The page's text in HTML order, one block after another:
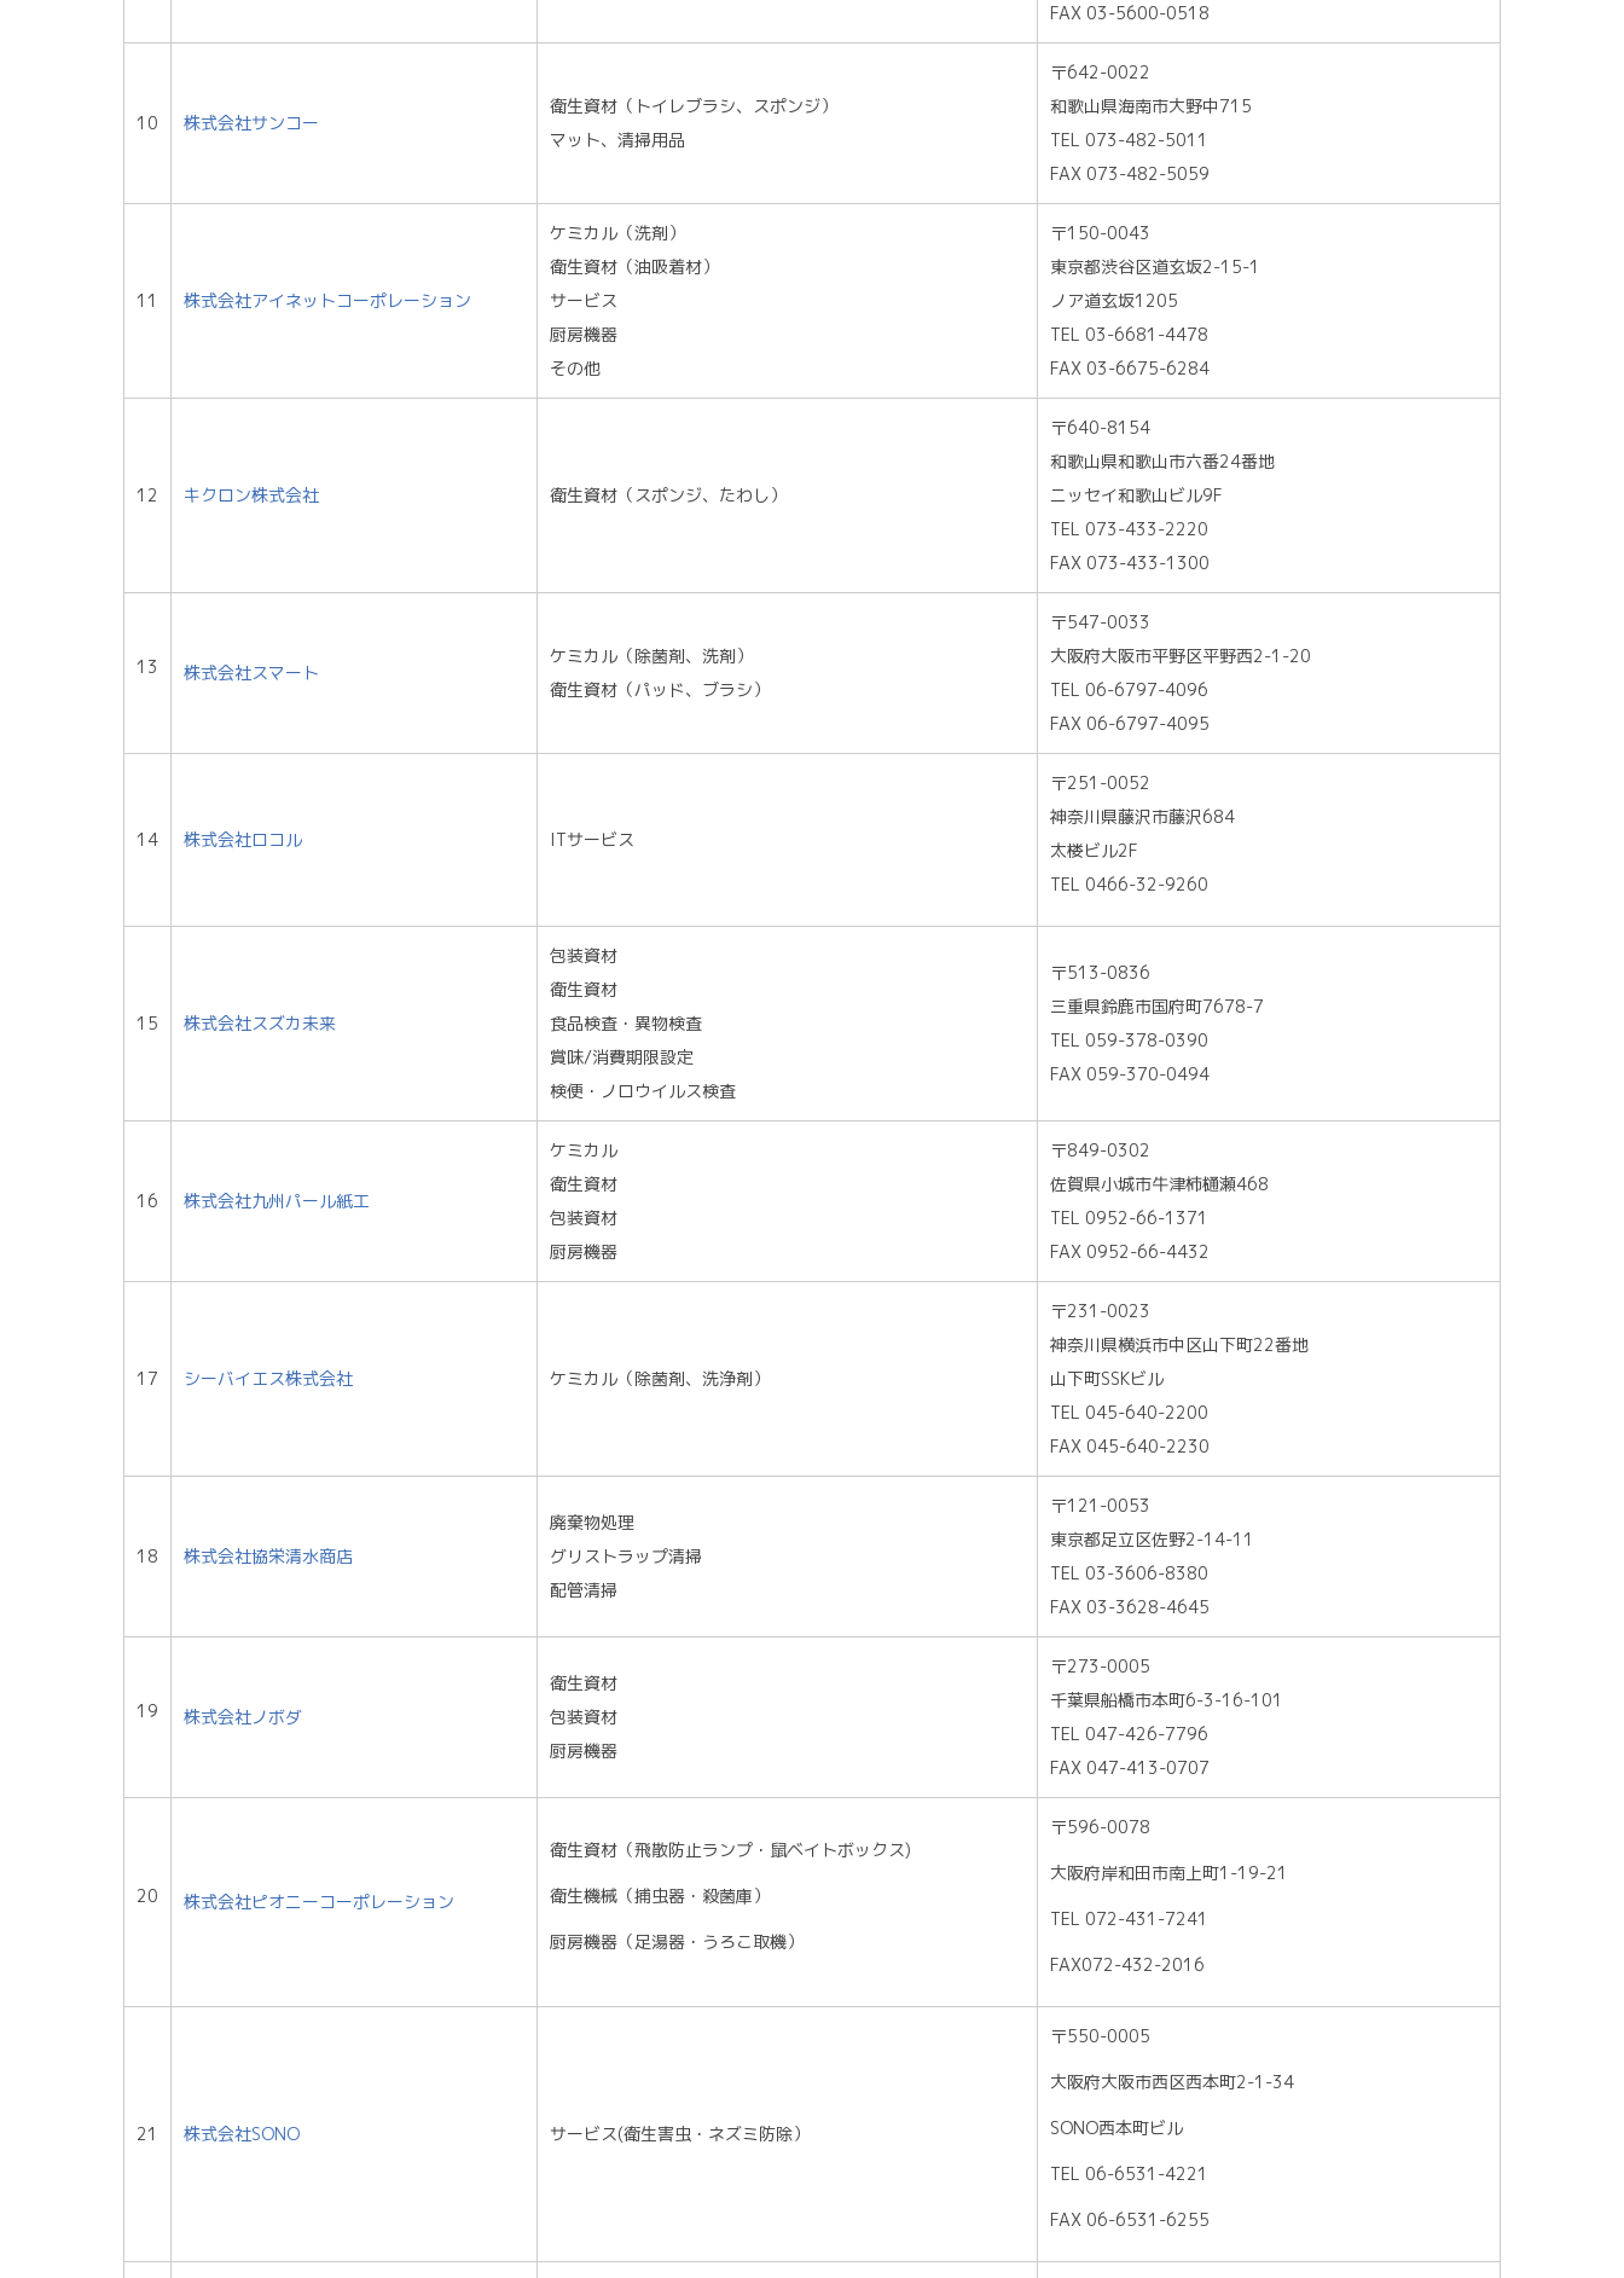
FAX 03-5600-0518
10 株式会社サンコー
衛生資材（トイレブラシ、スポンジ）
マット、清掃用品
〒642-0022
和歌山県海南市大野中715
TEL 073-482-5011
FAX 073-482-5059
11 株式会社アイネットコーポレーション
ケミカル（洗剤）
衛生資材（油吸着材）
サービス
厨房機器
その他
〒150-0043
東京都渋谷区道玄坂2-15-1
ノア道玄坂1205
TEL 03-6681-4478
FAX 03-6675-6284
12 キクロン株式会社 衛生資材（スポンジ、たわし）
〒640-8154
和歌山県和歌山市六番24番地
ニッセイ和歌山ビル9F
TEL 073-433-2220
FAX 073-433-1300
13 株式会社スマート
ケミカル（除菌剤、洗剤）
衛生資材（パッド、ブラシ）
〒547-0033
大阪府大阪市平野区平野西2-1-20
TEL 06-6797-4096
FAX 06-6797-4095
14 株式会社ロコル ITサービス
〒251-0052
神奈川県藤沢市藤沢684
太楼ビル2F
TEL 0466-32-9260
15 株式会社スズカ未来
包装資材
衛生資材
食品検査・異物検査
賞味/消費期限設定
検便・ノロウイルス検査
〒513-0836
三重県鈴鹿市国府町7678-7
TEL 059-378-0390
FAX 059-370-0494
16 株式会社九州パール紙工
ケミカル
衛生資材
包装資材
厨房機器
〒849-0302
佐賀県小城市牛津柿樋瀬468
TEL 0952-66-1371
FAX 0952-66-4432
17 シーバイエス株式会社 ケミカル（除菌剤、洗浄剤）
〒231-0023
神奈川県横浜市中区山下町22番地
山下町SSKビル
TEL 045-640-2200
FAX 045-640-2230
18 株式会社協栄清水商店
廃棄物処理
グリストラップ清掃
配管清掃
〒121-0053
東京都足立区佐野2-14-11
TEL 03-3606-8380
FAX 03-3628-4645
19 株式会社ノボダ
衛生資材
包装資材
厨房機器
〒273-0005
千葉県船橋市本町6-3-16-101
TEL 047-426-7796
FAX 047-413-0707
20 株式会社ピオニーコーポレーション
衛生資材（飛散防止ランプ・鼠ベイトボックス)
衛生機械（捕虫器・殺菌庫）
厨房機器（足湯器・うろこ取機）
〒596-0078
大阪府岸和田市南上町1-19-21
TEL 072-431-7241
FAX072-432-2016
21 株式会社SONO サービス(衛生害虫・ネズミ防除）
〒550-0005
大阪府大阪市西区西本町2-1-34
SONO西本町ビル
TEL 06-6531-4221
FAX 06-6531-6255